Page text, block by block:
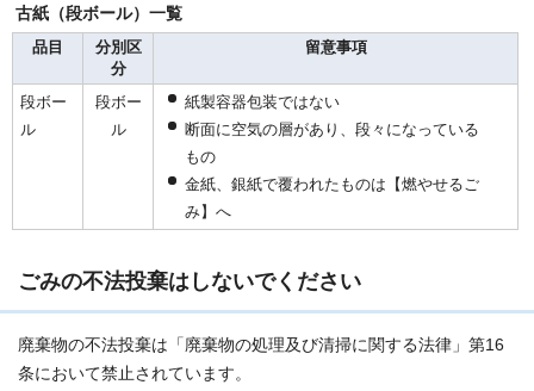
古紙（段ボール）一覧
品目
分別区
分
留意事項
段ボー
ル
段ボー
ル
紙製容器包装ではない
断面に空気の層があり、段々になっている
もの
金紙、銀紙で覆われたものは【燃やせるご
み】へ
ごみの不法投棄はしないでください
廃棄物の不法投棄は「廃棄物の処理及び清掃に関する法律」第16
条において禁止されています。